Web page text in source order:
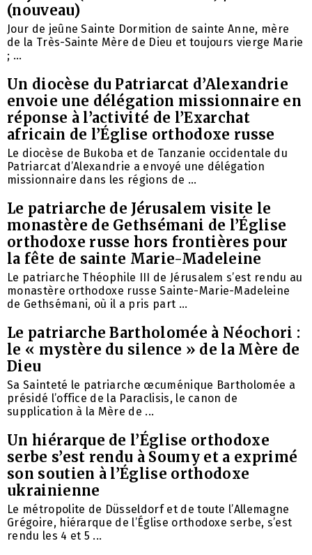
(nouveau)
Jour de jeûne Sainte Dormition de sainte Anne, mère
de la Très-Sainte Mère de Dieu et toujours vierge Marie
; ...
Un diocèse du Patriarcat d’Alexandrie
envoie une délégation missionnaire en
réponse à l’activité de l’Exarchat
africain de l’Église orthodoxe russe
Le diocèse de Bukoba et de Tanzanie occidentale du
Patriarcat d’Alexandrie a envoyé une délégation
missionnaire dans les régions de ...
Le patriarche de Jérusalem visite le
monastère de Gethsémani de l’Église
orthodoxe russe hors frontières pour
la fête de sainte Marie-Madeleine
Le patriarche Théophile III de Jérusalem s’est rendu au
monastère orthodoxe russe Sainte-Marie-Madeleine
de Gethsémani, où il a pris part ...
Le patriarche Bartholomée à Néochori :
le « mystère du silence » de la Mère de
Dieu
Sa Sainteté le patriarche œcuménique Bartholomée a
présidé l’office de la Paraclisis, le canon de
supplication à la Mère de ...
Un hiérarque de l’Église orthodoxe
serbe s’est rendu à Soumy et a exprimé
son soutien à l’Église orthodoxe
ukrainienne
Le métropolite de Düsseldorf et de toute l’Allemagne
Grégoire, hiérarque de l’Église orthodoxe serbe, s’est
rendu les 4 et 5 ...